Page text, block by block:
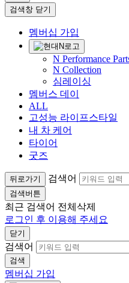
검색창 닫기
멤버십 가입
N Performance
N Collection
심레이싱
멤버스 데이
ALL
고성능 라이프스타일
내 차 케어
타이어
굿즈
뒤로가기 검색어
검색버튼
최근 검색어 전체삭제
로그인 후 이용해 주세요
닫기
검색어
검색
멤버십 가입